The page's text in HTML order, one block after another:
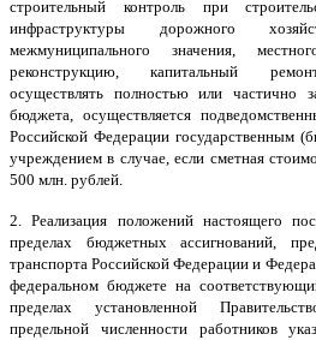
строительный контроль при
инфраструктуры дорожного
межмуниципального значения,
реконструкцию, капитальный
осуществлять полностью или частично
бюджета, осуществляется
Российской Федерации
учреждением в случае, если сметная
500 млн. рублей.
2. Реализация положений настоящего
пределах бюджетных ассигнований,
транспорта Российской Федерации и
федеральном бюджете на
пределах установленной
предельной численности работников